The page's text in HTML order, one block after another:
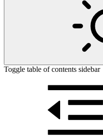
Toggle table of contents sidebar